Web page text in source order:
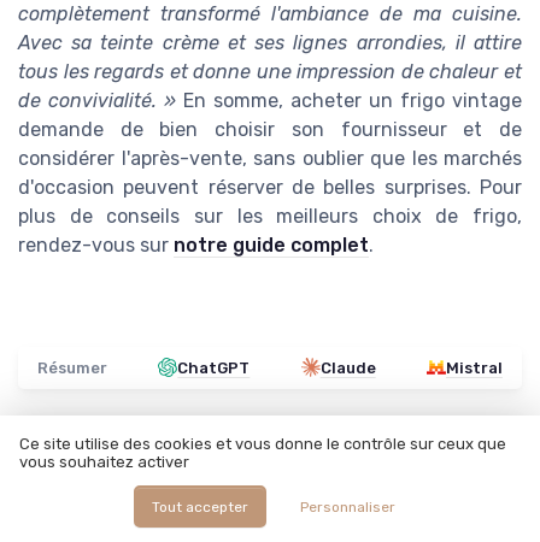
complètement transformé l'ambiance de ma cuisine.
Avec sa teinte crème et ses lignes arrondies, il attire
tous les regards et donne une impression de chaleur et
de convivialité. » En somme, acheter un frigo vintage
demande de bien choisir son fournisseur et de
considérer l'après-vente, sans oublier que les marchés
d'occasion peuvent réserver de belles surprises. Pour
plus de conseils sur les meilleurs choix de frigo,
rendez-vous sur notre guide complet.
Résumer ChatGPT Claude Mistral
Recevez les dernières actualités de
Appareils de cuisine
Ce site utilise des cookies et vous donne le contrôle sur ceux que
vous souhaitez activer
Tout accepter Personnaliser